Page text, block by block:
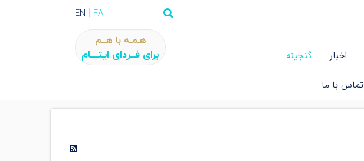
FA
EN
اخبار
گنجینه
تماس با ما
هـمـه با هــم
برای فــردای ایتـــام